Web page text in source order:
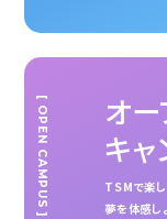
オ
キャ
TSMで楽し
夢を体感し
[ OPEN CAMPUS ]